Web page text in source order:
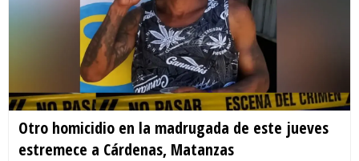
Otro homicidio en la madrugada de este jueves
estremece a Cárdenas, Matanzas